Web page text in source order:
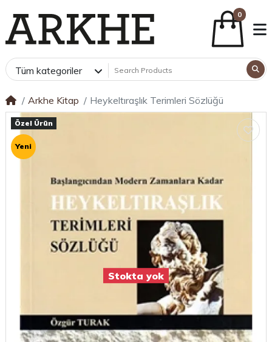
0
Tüm kategoriler
Arkhe Kitap Heykeltıraşlık Terimleri Sözlüğü
Özel Ürün
Yeni
Stokta yok